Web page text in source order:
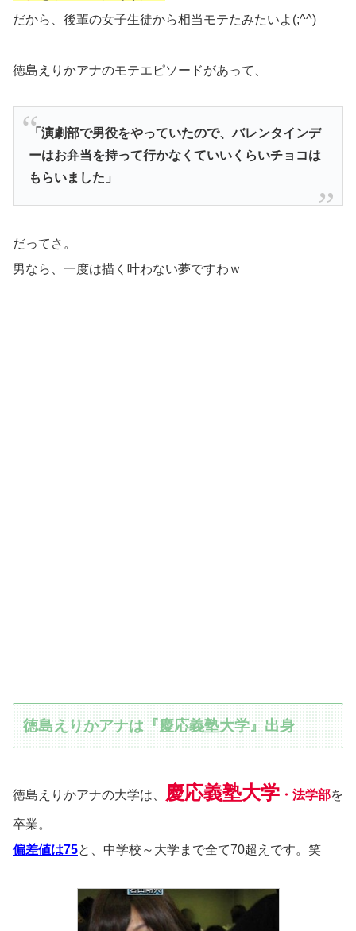
だから、後輩の女子生徒から相当モテたみたいよ(;^^)
徳島えりかアナのモテエピソードがあって、
「演劇部で男役をやっていたので、バレンタインデ
ーはお弁当を持って行かなくていいくらいチョコは
もらいました」
だってさ。
男なら、一度は描く叶わない夢ですわｗ
徳島えりかアナは『慶応義塾大学』出身
徳島えりかアナの大学は、 慶応義塾大学 ・法学部を
卒業。
偏差値は75と、中学校～大学まで全て70超えです。笑